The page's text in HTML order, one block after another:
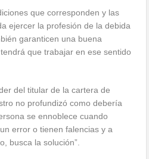
que corresponden y las
ejercer la profesión de la debida
garanticen una buena
que trabajar en ese sentido
del titular de la cartera de
no profundizó como debería
se ennoblece cuando
error o tienen falencias y a
busca la solución”.